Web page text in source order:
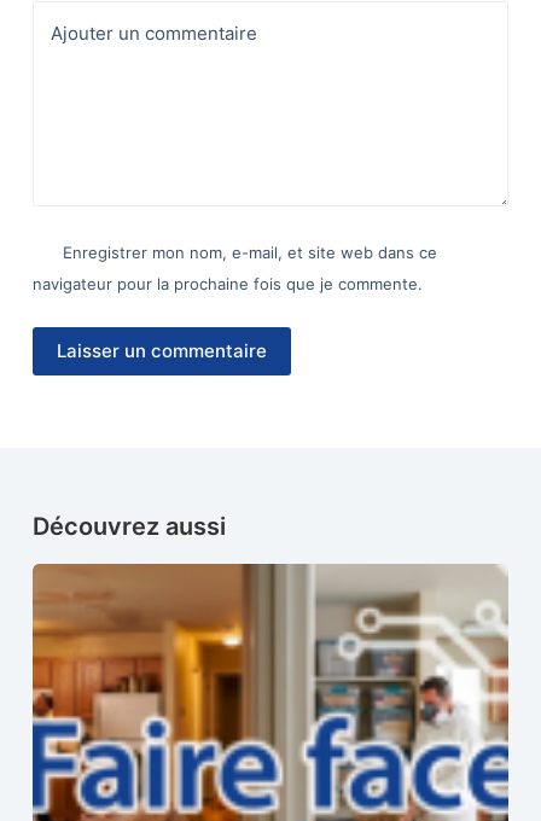
Ajouter un commentaire
Enregistrer mon nom, e-mail, et site web dans ce
navigateur pour la prochaine fois que je commente.
Laisser un commentaire
Découvrez aussi